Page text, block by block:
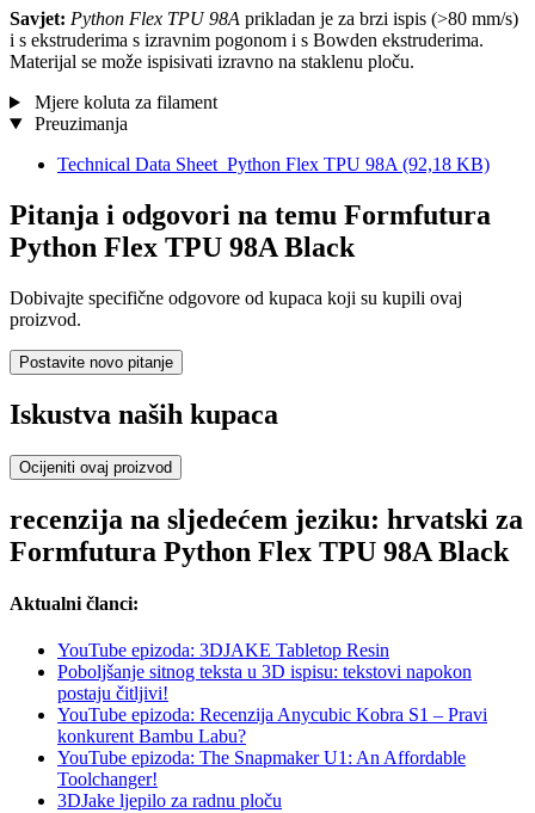
Savjet: Python Flex TPU 98A prikladan je za brzi ispis (>80 mm/s)
i s ekstruderima s izravnim pogonom i s Bowden ekstruderima.
Materijal se može ispisivati izravno na staklenu ploču.
Mjere koluta za filament
Preuzimanja
Technical Data Sheet_Python Flex TPU 98A (92,18 KB)
Pitanja i odgovori na temu Formfutura
Python Flex TPU 98A Black
Dobivajte specifične odgovore od kupaca koji su kupili ovaj
proizvod.
Postavite novo pitanje
Iskustva naših kupaca
Ocijeniti ovaj proizvod
recenzija na sljedećem jeziku: hrvatski za
Formfutura Python Flex TPU 98A Black
Aktualni članci:
YouTube epizoda: 3DJAKE Tabletop Resin
Poboljšanje sitnog teksta u 3D ispisu: tekstovi napokon
postaju čitljivi!
YouTube epizoda: Recenzija Anycubic Kobra S1 – Pravi
konkurent Bambu Labu?
YouTube epizoda: The Snapmaker U1: An Affordable
Toolchanger!
3DJake ljepilo za radnu ploču